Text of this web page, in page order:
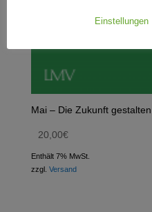
Mai – Die Zukunft
20,00€
Enthält 7% MwSt.
zzgl. Versand
Einstellungen